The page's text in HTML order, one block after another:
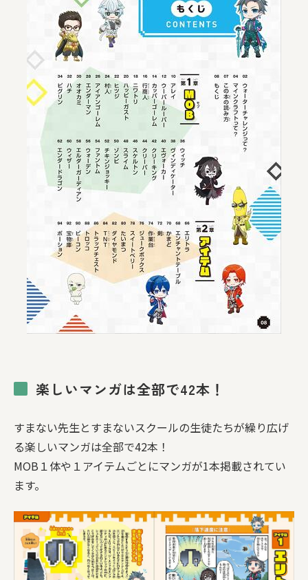
楽しいマンガは全部で42本！
すまない先生とすまないスクールの生徒たちが繰り広げ
る楽しいマンガは全部で42本！
MOB１体や１アイテムごとにマンガが1本掲載されてい
ます。